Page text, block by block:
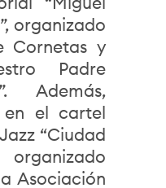
organizado
Cornetas y
Padre
Además,
en el cartel
“Ciudad
Asociación